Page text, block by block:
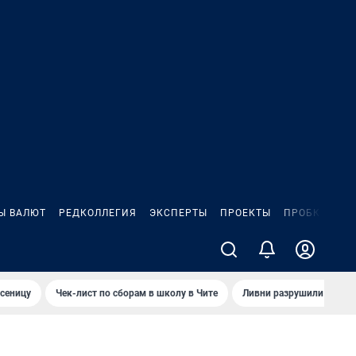
ВАЛЮТ РЕДКОЛЛЕГИЯ ЭКСПЕРТЫ ПРОЕКТЫ ПРОБКИ
Чек-лист по сборам в школу в Чите Ливни разрушили